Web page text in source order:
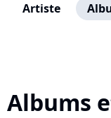
Artiste
Albums